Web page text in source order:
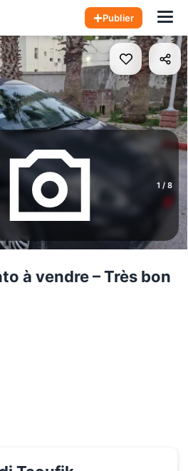
Publier
1 / 8
à vendre – Très bon